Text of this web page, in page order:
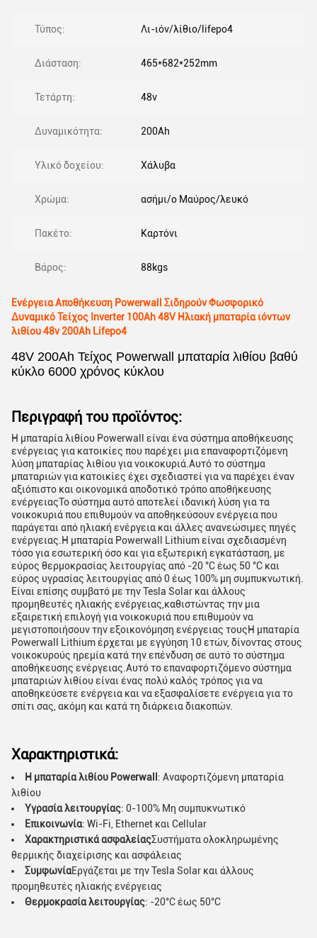
Τύπος: Λι-ιόν/λίθιο/lifepo4
Διάσταση: 465*682*252mm
Τετάρτη: 48v
Δυναμικότητα: 200Ah
Υλικό δοχείου: Χάλυβα
Χρώμα: ασήμι/ο Μαύρος/λευκό
Πακέτο: Καρτόνι
Βάρος: 88kgs
Ενέργεια Αποθήκευση Powerwall Σιδηρούν Φωσφορικό
Δυναμικό Τείχος Inverter 100Ah 48V Ηλιακή μπαταρία ιόντων
λιθίου 48v 200Ah Lifepo4
48V 200Ah Τείχος Powerwall μπαταρία λιθίου βαθύ
κύκλο 6000 χρόνος κύκλου
Περιγραφή του προϊόντος:
Η μπαταρία λιθίου Powerwall είναι ένα σύστημα αποθήκευσης
ενέργειας για κατοικίες που παρέχει μια επαναφορτιζόμενη
λύση μπαταρίας λιθίου για νοικοκυριά.Αυτό το σύστημα
μπαταριών για κατοικίες έχει σχεδιαστεί για να παρέχει έναν
αξιόπιστο και οικονομικά αποδοτικό τρόπο αποθήκευσης
ενέργειαςΤο σύστημα αυτό αποτελεί ιδανική λύση για τα
νοικοκυριά που επιθυμούν να αποθηκεύσουν ενέργεια που
παράγεται από ηλιακή ενέργεια και άλλες ανανεώσιμες πηγές
ενέργειας.Η μπαταρία Powerwall Lithium είναι σχεδιασμένη
τόσο για εσωτερική όσο και για εξωτερική εγκατάσταση, με
εύρος θερμοκρασίας λειτουργίας από -20 °C έως 50 °C και
εύρος υγρασίας λειτουργίας από 0 έως 100% μη συμπυκνωτική.
Είναι επίσης συμβατό με την Tesla Solar και άλλους
προμηθευτές ηλιακής ενέργειας,καθιστώντας την μια
εξαιρετική επιλογή για νοικοκυριά που επιθυμούν να
μεγιστοποιήσουν την εξοικονόμηση ενέργειας τουςΗ μπαταρία
Powerwall Lithium έρχεται με εγγύηση 10 ετών, δίνοντας στους
νοικοκυρούς ηρεμία κατά την επένδυση σε αυτό το σύστημα
αποθήκευσης ενέργειας.Αυτό το επαναφορτιζόμενο σύστημα
μπαταριών λιθίου είναι ένας πολύ καλός τρόπος για να
αποθηκεύσετε ενέργεια και να εξασφαλίσετε ενέργεια για το
σπίτι σας, ακόμη και κατά τη διάρκεια διακοπών.
Χαρακτηριστικά:
Η μπαταρία λιθίου Powerwall : Αναφορτιζόμενη μπαταρία
λιθίου
Υγρασία λειτουργίας: 0-100% Μη συμπυκνωτικό
Επικοινωνία: Wi-Fi, Ethernet και Cellular
Χαρακτηριστικά ασφαλείαςΣυστήματα ολοκληρωμένης
θερμικής διαχείρισης και ασφάλειας
ΣυμφωνίαΕργάζεται με την Tesla Solar και άλλους
προμηθευτές ηλιακής ενέργειας
Θερμοκρασία λειτουργίας: -20°C έως 50°C